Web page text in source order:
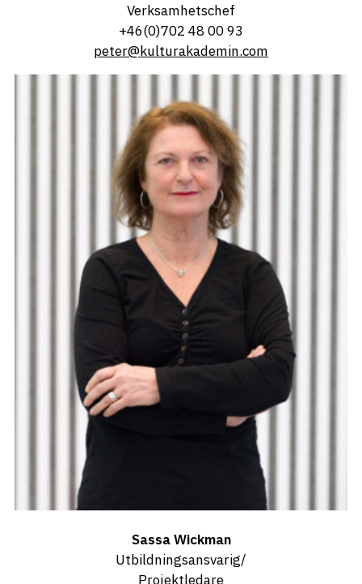
Verksamhetschef
+46(0)702 48 00 93
peter@kulturakademin.com
Sassa Wickman
Utbildningsansvarig/
Projektledare